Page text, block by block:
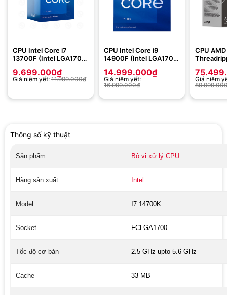
CPU Intel Core i7
13700F (Intel LGA1700
Base 2.1Ghz – Turbo
5.2Ghz – Cache 30MB –
9.699.000₫
Giá niêm yết: 11.999.000₫
CPU Intel Core i9
14900F (Intel LGA1700
Base 2.0Ghz – Turbo
5.8Ghz – Cache 36MB)
14.999.000₫
Giá niêm yết:
16.999.000₫
CPU
Up to
Socket
Giá niêm
Thông số kỹ thuật
Sản phẩm Bộ vi xử lý CPU
Hãng sản xuất Intel
Model I7 14700K
Socket FCLGA1700
Tốc độ cơ bản 2.5 GHz upto 5.6 GHz
Cache 33 MB